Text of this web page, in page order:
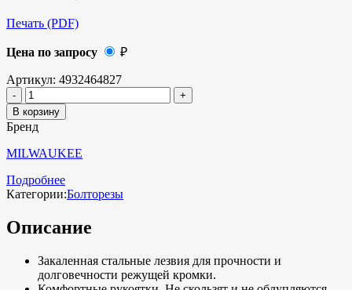
Печать (PDF)
Цена по запросу ₽
Артикул: 4932464827
В корзину
Бренд
MILWAUKEE
Подробнее
Категории:Болторезы
Описание
Закаленная стальные лезвия для прочности и
долговечности режущей кромки.